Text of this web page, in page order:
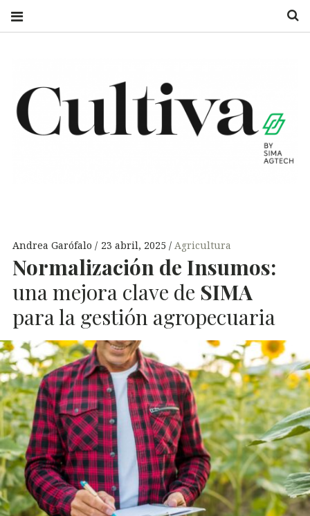
Andrea Garófalo 23 abril, 2025 Agricultura
Normalización de Insumos:
una mejora clave de SIMA
para la gestión agropecuaria